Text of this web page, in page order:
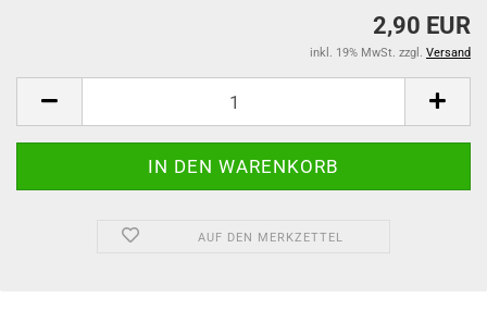
2,90 EUR
inkl. 19% MwSt. zzgl. Versand
AUF DEN MERKZETTEL